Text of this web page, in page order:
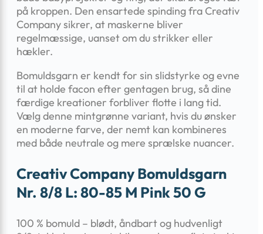
på kroppen. Den ensartede spinding fra Creativ
Company sikrer, at maskerne bliver
regelmæssige, uanset om du strikker eller
hækler.
Bomuldsgarn er kendt for sin slidstyrke og evne
til at holde facon efter gentagen brug, så dine
færdige kreationer forbliver flotte i lang tid.
Vælg denne mintgrønne variant, hvis du ønsker
en moderne farve, der nemt kan kombineres
med både neutrale og mere sprælske nuancer.
Creativ Company Bomuldsgarn
Nr. 8/8 L: 80-85 M Pink 50 G
100 % bomuld – blødt, åndbart og hudvenligt